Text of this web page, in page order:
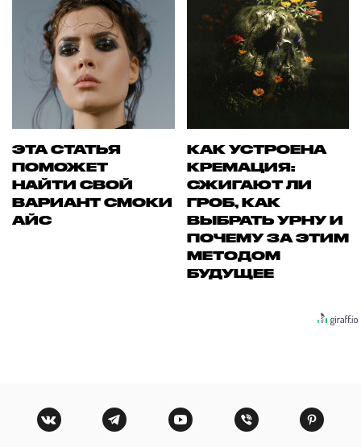
ЭТА СТАТЬЯ
ПОМОЖЕТ
НАЙТИ СВОЙ
ВАРИАНТ СМОКИ
АЙС
КАК УСТРОЕНА
КРЕМАЦИЯ:
СЖИГАЮТ ЛИ
ГРОБ, КАК
ВЫБРАТЬ УРНУ И
ПОЧЕМУ ЗА ЭТИМ
МЕТОДОМ
БУДУЩЕЕ